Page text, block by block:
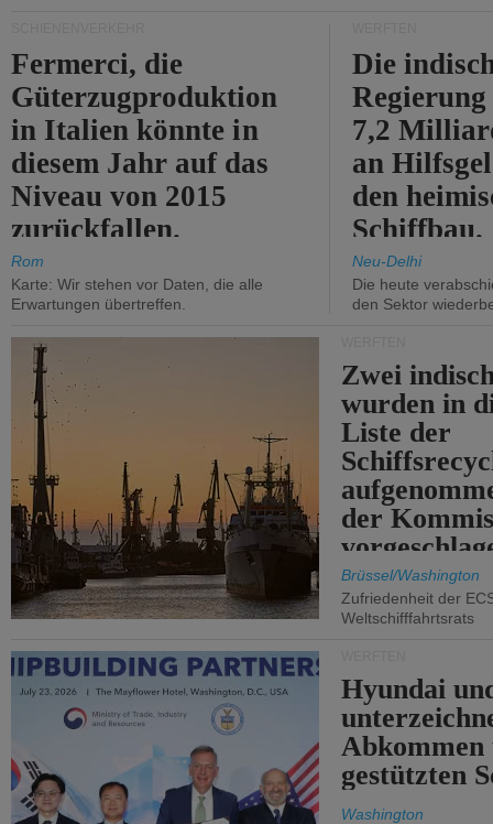
Fermerci, die
Güterzugproduktion
in Italien könnte in
diesem Jahr auf das
Niveau von 2015
zurückfallen.
Rom
Karte: Wir stehen vor Daten, die alle
Erwartungen übertreffen.
Die
7,2
an
den
Schiffbau.
Neu-Delhi
Die heute
den Sektor
Zwei
wurden in
Liste der
der
Brüssel/Washington
Zufriedenheit der
Weltschifffahrtsrats
Hyundai
gestützten
Washington